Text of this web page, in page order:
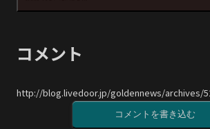
コメント
http://blog.livedoor.jp/goldennews/archives/
コメントを書き込む